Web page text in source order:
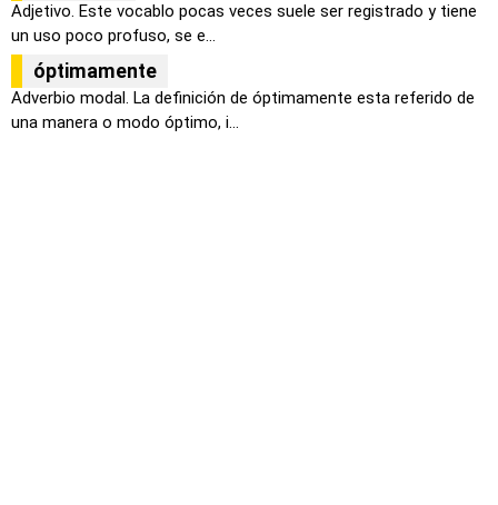
Adjetivo. Este vocablo pocas veces suele ser registrado y tiene
un uso poco profuso, se e...
óptimamente
Adverbio modal. La definición de óptimamente esta referido de
una manera o modo óptimo, i...